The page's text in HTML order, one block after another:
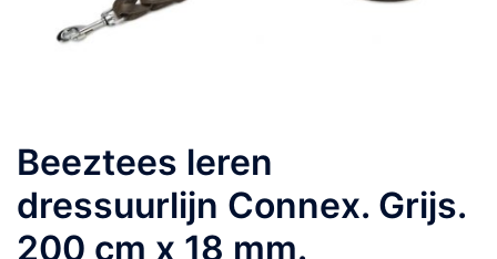
Beeztees leren
dressuurlijn Connex. Grijs.
200 cm x 18 mm.